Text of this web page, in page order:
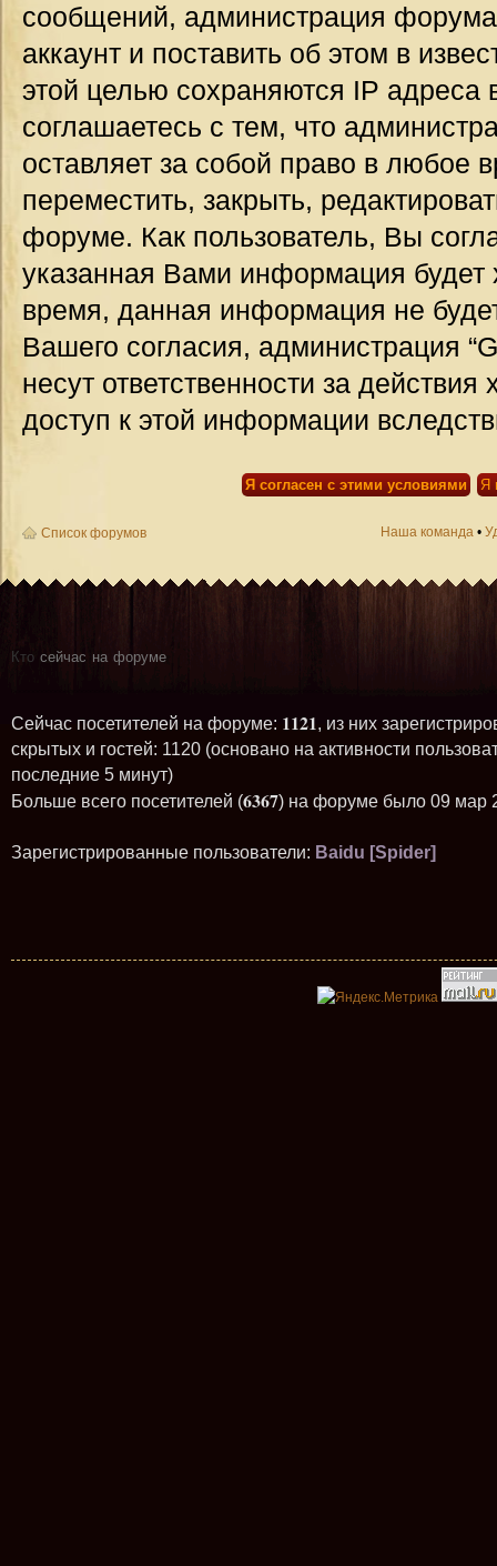
сообщений, администрация
аккаунт и поставить об этом в
этой целью сохраняются IP
соглашаетесь с тем, что
оставляет за собой право в любое
переместить, закрыть,
форуме. Как пользователь, Вы
указанная Вами информация будет
время, данная информация не
Вашего согласия, администрация
несут ответственности за
доступ к этой информации
Список форумов Наша команда •
Кто сейчас на форуме
Сейчас посетителей на форуме: 1121, из них
скрытых и гостей: 1120 (основано на активности
последние 5 минут)
Больше всего посетителей (6367) на форуме было 09 мар
Зарегистрированные пользователи: Baidu [Spider]